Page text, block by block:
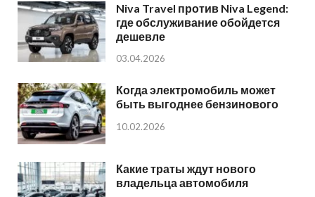
Niva Travel против Niva Legend:
где обслуживание обойдется
дешевле
03.04.2026
Когда электромобиль может
быть выгоднее бензинового
10.02.2026
Какие траты ждут нового
владельца автомобиля